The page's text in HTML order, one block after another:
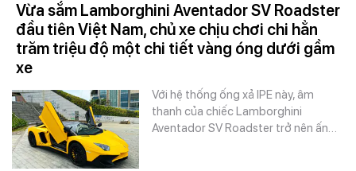
Vừa sắm Lamborghini Aventador SV Roadster
đầu tiên Việt Nam, chủ xe chịu chơi chi hẳn
trăm triệu độ một chi tiết vàng óng dưới gầm
xe
Với hệ thống ống xả IPE này, âm
thanh của chiếc Lamborghini
Aventador SV Roadster trở nên ấn…